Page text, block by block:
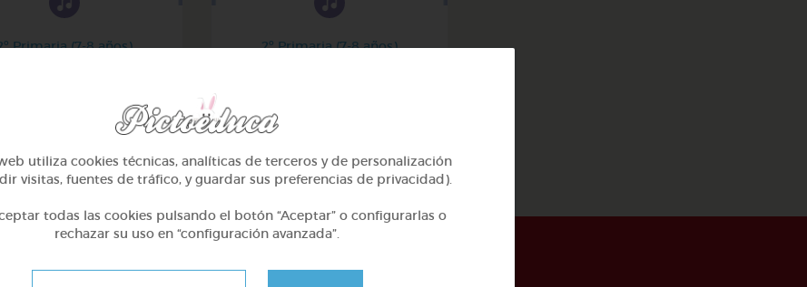
Primaria (7-8 años)
2º Primaria (7-8 años)
utiliza cookies técnicas, analíticas de terceros y de personalización
visitas, fuentes de tráfico, y guardar sus preferencias de privacidad).
todas las cookies pulsando el botón “Aceptar” o configurarlas o
rechazar su uso en “configuración avanzada”.